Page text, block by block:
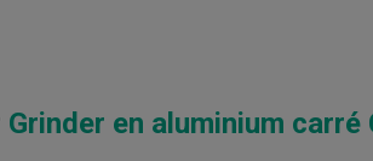
Grinder en aluminium